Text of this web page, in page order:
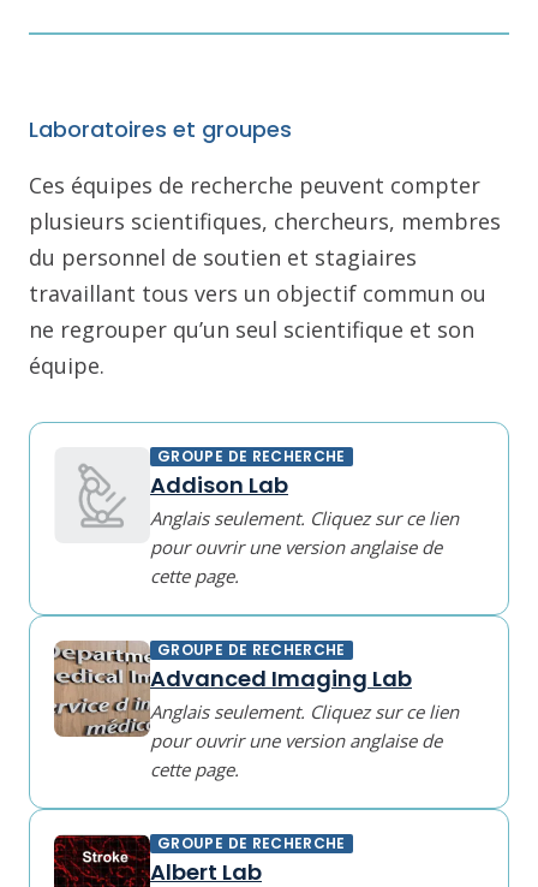
Laboratoires et groupes
Ces équipes de recherche peuvent compter
plusieurs scientifiques, chercheurs, membres
du personnel de soutien et stagiaires
travaillant tous vers un objectif commun ou
ne regrouper qu’un seul scientifique et son
équipe.
GROUPE DE RECHERCHE
Addison Lab
Anglais seulement. Cliquez sur ce lien
pour ouvrir une version anglaise de
cette page.
GROUPE DE RECHERCHE
Advanced Imaging Lab
Anglais seulement. Cliquez sur ce lien
pour ouvrir une version anglaise de
cette page.
GROUPE DE RECHERCHE
Albert Lab